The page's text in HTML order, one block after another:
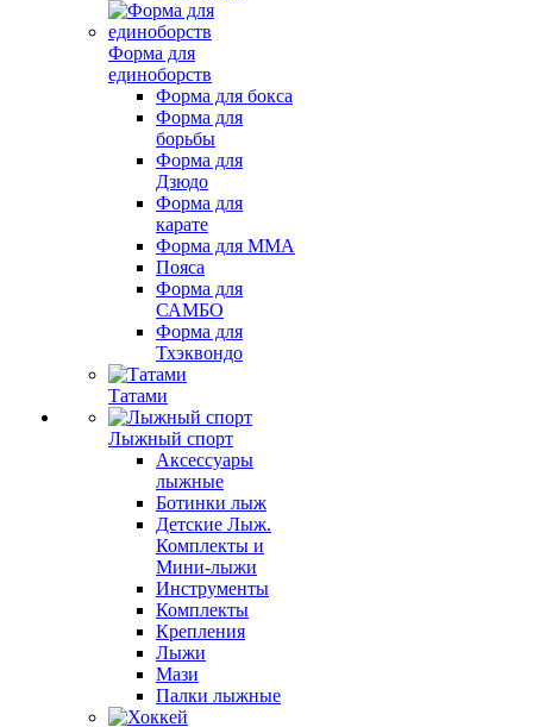
Форма для
единоборств
Форма для бокса
Форма для
борьбы
Форма для
Дзюдо
Форма для
карате
Форма для MMA
Пояса
Форма для
САМБО
Форма для
Тхэквондо
Татами
Лыжный спорт
Аксессуары
лыжные
Ботинки лыж
Детские Лыж.
Комплекты и
Мини-лыжи
Инструменты
Комплекты
Крепления
Лыжи
Мази
Палки лыжные